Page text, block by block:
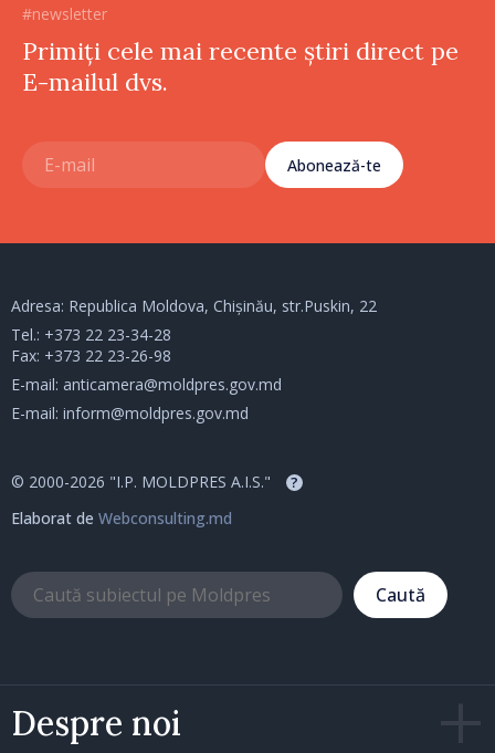
#newsletter
Primiți cele mai recente știri direct pe
E-mailul dvs.
Abonează-te
Despre noi
Adresa: Republica Moldova, Chișinău, str.Puskin, 22
Tel.: +373 22 23-34-28
Fax: +373 22 23-26-98
E-mail: anticamera@moldpres.gov.md
E-mail: inform@moldpres.gov.md
© 2000-2026 "I.P. MOLDPRES A.I.S." ?
Elaborat de Webconsulting.md
Caută